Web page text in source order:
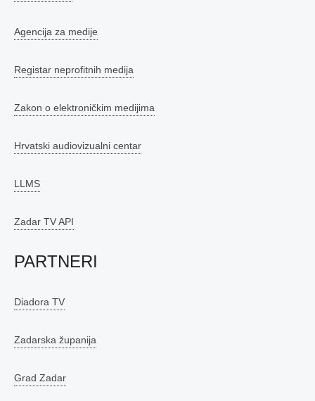
Agencija za medije
Registar neprofitnih medija
Zakon o elektroničkim medijima
Hrvatski audiovizualni centar
LLMS
Zadar TV API
PARTNERI
Diadora TV
Zadarska županija
Grad Zadar